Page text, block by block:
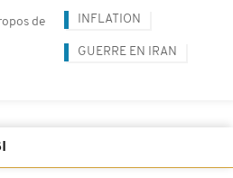
de INFLATION
GUERRE EN IRAN